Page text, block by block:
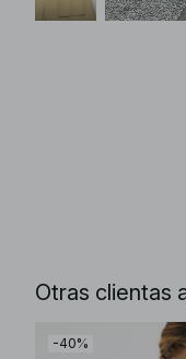
Otras clientas
-40%